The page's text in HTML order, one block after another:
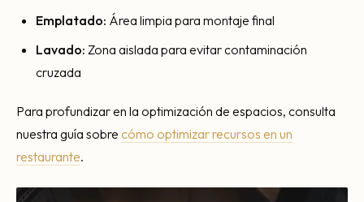
Emplatado: Área limpia para montaje final
Lavado: Zona aislada para evitar contaminación
cruzada
Para profundizar en la optimización de espacios, consulta
nuestra guía sobre cómo optimizar recursos en un
restaurante.